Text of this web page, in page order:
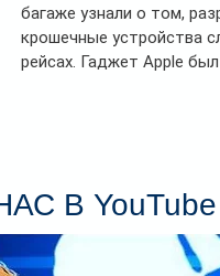
багаже узнали о том,
крошечные устройства
рейсах. Гаджет Apple
В YouTube